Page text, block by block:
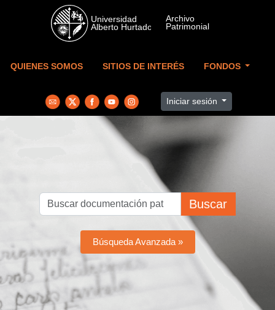
Skip to main content
QUIENES SOMOS SITIOS DE INTERÉS FONDOS
Iniciar sesión
Buscar
Búsqueda Avanzada »